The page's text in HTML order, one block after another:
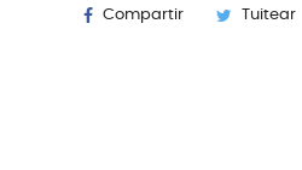
Compartir Tuitear